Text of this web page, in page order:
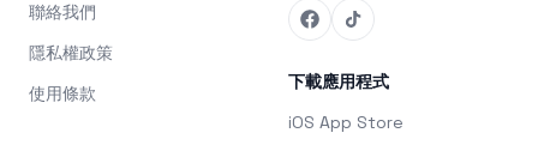
聯絡我們
隱私權政策
使用條款
下載應用程式
iOS App Store